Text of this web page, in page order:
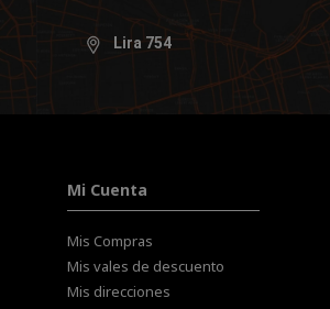
Lira 754
Mi Cuenta
Mis Compras
Mis vales de descuento
Mis direcciones